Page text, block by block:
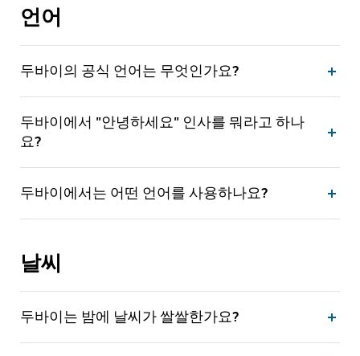
언어
두바이의 공식 언어는 무엇인가요?
두바이에서 "안녕하세요" 인사를 뭐라고 하나
요?
두바이에서는 어떤 언어를 사용하나요?
날씨
두바이는 밤에 날씨가 쌀쌀한가요?